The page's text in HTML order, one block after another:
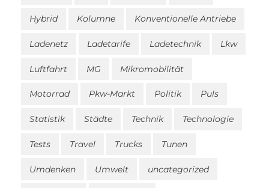
Hybrid Kolumne Konventionelle Antriebe
Ladenetz Ladetarife Ladetechnik Lkw
Luftfahrt MG Mikromobilität
Motorrad Pkw-Markt Politik Puls
Statistik Städte Technik Technologie
Tests Travel Trucks Tunen
Umdenken Umwelt uncategorized